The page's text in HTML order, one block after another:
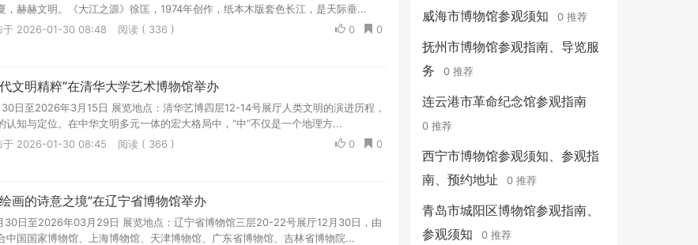
，赫赫文明。《大江之源》徐匡，1974年创作，纸本木版套色长江，是天际垂...
0
0
于 2026-01-30 08:48 阅读 ( 336 )
文明精粹”在清华大学艺术博物馆举办
日至2026年3月15日 展览地点：清华艺博四层12-14号展厅人类文明的演进历程，
认知与定位。在中华文明多元一体的宏大格局中，“中”不仅是一个地理方...
0
0
于 2026-01-30 08:45 阅读 ( 366 )
画的诗意之境”在辽宁省博物馆举办
30日至2026年03月29日 展览地点：辽宁省博物馆三层20-22号展厅12月30日，由
中国国家博物馆、上海博物馆、天津博物馆、广东省博物馆、吉林省博物院...
威海市博物馆参观须知 0 推荐
抚州市博物馆参观指南、导览服
务
0 推荐
连云港市革命纪念馆参观指南
0 推荐
西宁市博物馆参观须知、参观指
南、预约地址
0 推荐
青岛市城阳区博物馆参观指南、
参观须知
0 推荐